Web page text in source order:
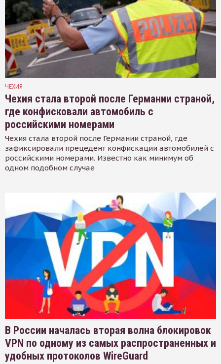
ЧЕХИЯ
Чехия стала второй после Германии страной,
где конфисковали автомобиль с
российскими номерами
Чехия стала второй после Германии страной, где
зафиксировали прецедент конфискации автомобилей с
российскими номерами. Известно как минимум об
одном подобном случае
В России началась вторая волна блокировок
VPN по одному из самых распространенных и
удобных протоколов WireGuard